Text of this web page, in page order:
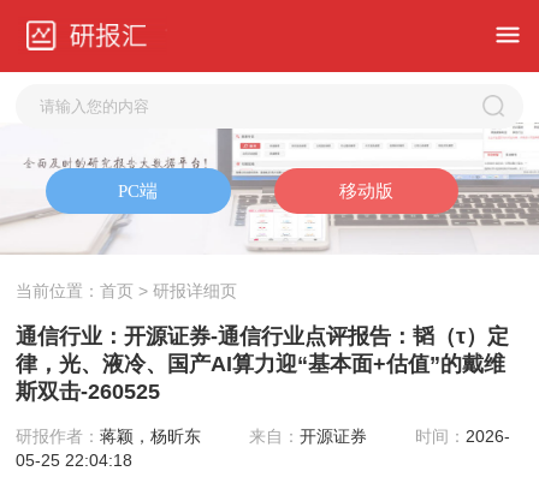
当前位置：首页 > 研报详细页
通信行业：开源证券-通信行业点评报告：韬（τ）定
律，光、液冷、国产AI算力迎“基本面+估值”的戴维
斯双击-260525
研报作者：蒋颖，杨昕东 来自：开源证券 时间： 2026-
05-25 22:04:18